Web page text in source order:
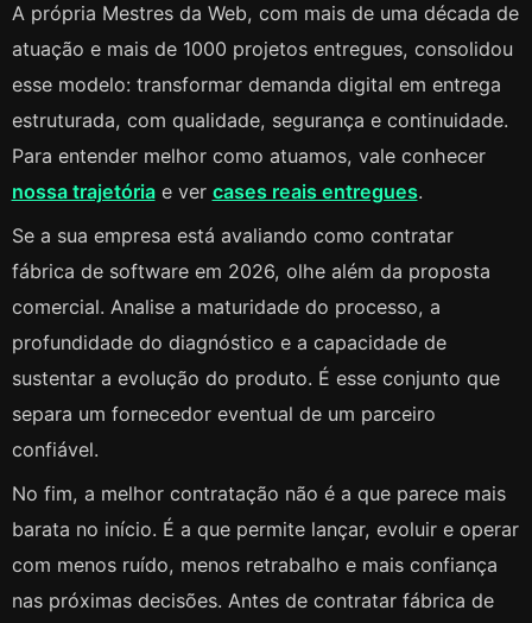
A própria Mestres da Web, com mais de uma década de
atuação e mais de 1000 projetos entregues, consolidou
esse modelo: transformar demanda digital em entrega
estruturada, com qualidade, segurança e continuidade.
Para entender melhor como atuamos, vale conhecer
nossa trajetóriae ver cases reais entregues.
Se a sua empresa está avaliando como contratar
fábrica de software em 2026, olhe além da proposta
comercial. Analise a maturidade do processo, a
profundidade do diagnóstico e a capacidade de
sustentar a evolução do produto. É esse conjunto que
separa um fornecedor eventual de um parceiro
confiável.
No fim, a melhor contratação não é a que parece mais
barata no início. É a que permite lançar, evoluir e operar
com menos ruído, menos retrabalho e mais confiança
nas próximas decisões. Antes de contratar fábrica de